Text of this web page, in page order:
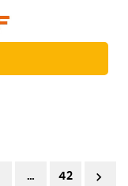
… 42 